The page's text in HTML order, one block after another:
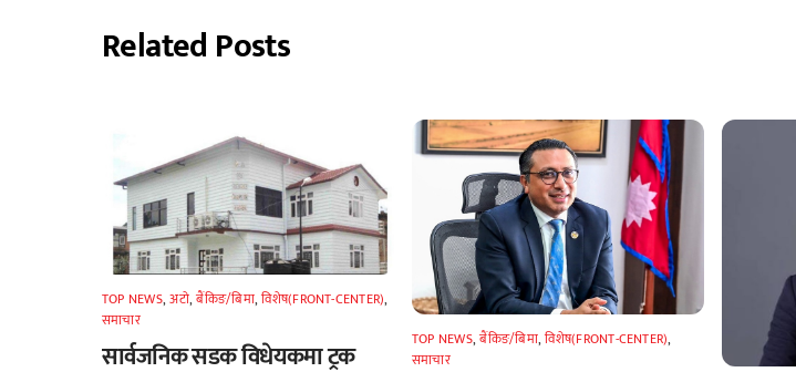
Related Posts
TOP NEWS,अटाे,बैंकिङ/बिमा,विशेष(FRONT-CENTER),
समाचार
सार्वजनिक सडक विधेयकमा ट्रक
TOP NEWS,बैंकिङ/बिमा,विशेष(FRONT-CENTER),
समाचार